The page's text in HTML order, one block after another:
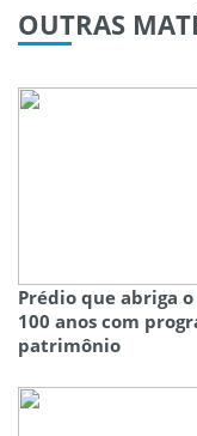
OUTRAS
Prédio que abriga
100 anos com
patrimônio